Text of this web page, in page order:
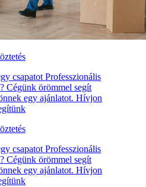
csapatot Professzionális
Cégünk örömmel segít
egy ajánlatot. Hívjon
csapatot Professzionális
Cégünk örömmel segít
egy ajánlatot. Hívjon